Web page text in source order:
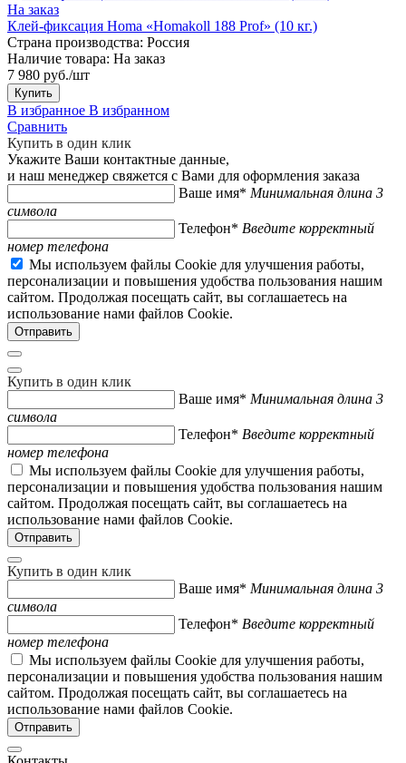
На заказ
Клей-фиксация Homa «Homakoll 188 Prof» (10 кг.)
Страна производства: Россия
Наличие товара: На заказ
7 980 руб./шт
Купить
В избранное В избранном
Сравнить
Купить в один клик
Укажите Ваши контактные данные,
и наш менеджер свяжется с Вами для оформления заказа
Ваше имя* Минимальная длина 3
символа
Телефон* Введите корректный
номер телефона
Мы используем файлы Cookie для улучшения работы,
персонализации и повышения удобства пользования нашим
сайтом. Продолжая посещать сайт, вы соглашаетесь на
использование нами файлов Cookie.
Купить в один клик
Ваше имя* Минимальная длина 3
символа
Телефон* Введите корректный
номер телефона
Мы используем файлы Cookie для улучшения работы,
персонализации и повышения удобства пользования нашим
сайтом. Продолжая посещать сайт, вы соглашаетесь на
использование нами файлов Cookie.
Купить в один клик
Ваше имя* Минимальная длина 3
символа
Телефон* Введите корректный
номер телефона
Мы используем файлы Cookie для улучшения работы,
персонализации и повышения удобства пользования нашим
сайтом. Продолжая посещать сайт, вы соглашаетесь на
использование нами файлов Cookie.